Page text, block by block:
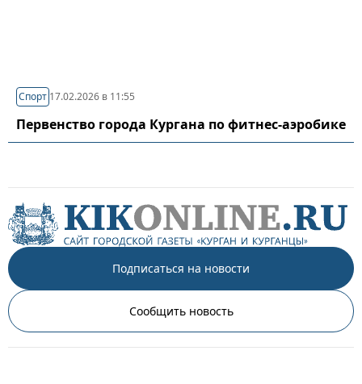
Спорт 17.02.2026 в 11:55
Первенство города Кургана по фитнес-аэробике
Подписаться на новости
Сообщить новость